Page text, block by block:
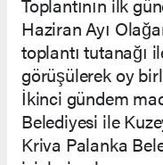
Haziran Ayı
toplantı tutanağı
görüşülerek oy
İkinci gündem
Belediyesi ile
Kriva Palanka